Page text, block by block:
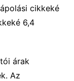
cikkeké
6,4
árak
Az